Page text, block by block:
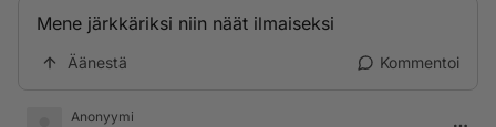
Mene järkkäriksi niin näät ilmaiseksi
Äänestä Kommentoi
Anonyymi